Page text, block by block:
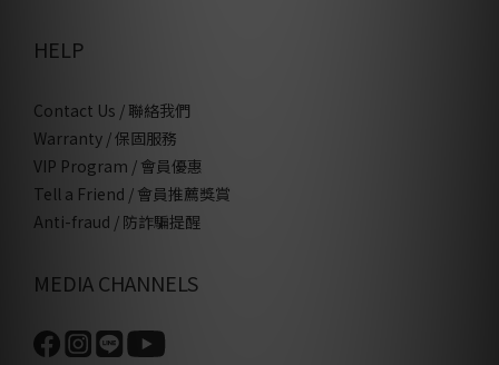
HELP
Contact Us / 聯絡我們
Warranty / 保固服務
VIP Program / 會員優惠
Tell a Friend / 會員推薦獎賞
Anti-fraud / 防詐騙提醒
MEDIA CHANNELS